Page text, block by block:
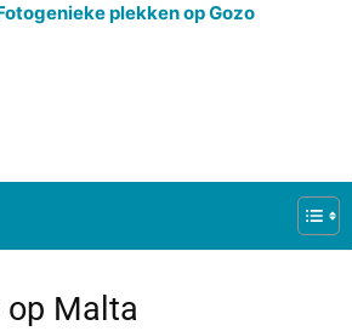
plekken op Gozo
op Malta